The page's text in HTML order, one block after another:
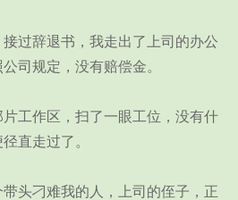
辞退书，我走出了上司的办公
司规定，没有赔偿金。
作区，扫了一眼工位，没有什
直走过了。
刁难我的人，上司的侄子，正